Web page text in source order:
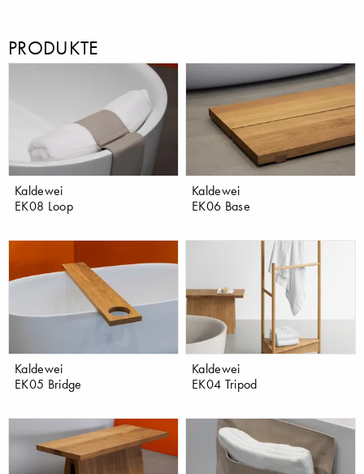
PRODUKTE
Kaldewei
EK08 Loop
Kaldewei
EK06 Base
Kaldewei
EK05 Bridge
Kaldewei
EK04 Tripod